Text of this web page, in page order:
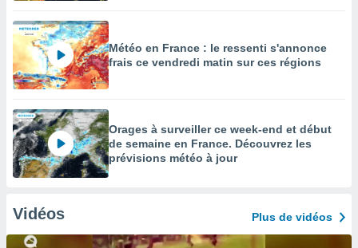
Météo en France : le ressenti s'annonce
frais ce vendredi matin sur ces régions
Orages à surveiller ce week-end et début
de semaine en France. Découvrez les
prévisions météo à jour
Vidéos Plus de vidéos